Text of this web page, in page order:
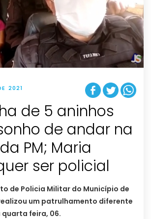
2021
de 5 aninhos
de andar na
PM; Maria
ser policial
de Policia Militar do Município de
um patrulhamento diferente
feira, 06.